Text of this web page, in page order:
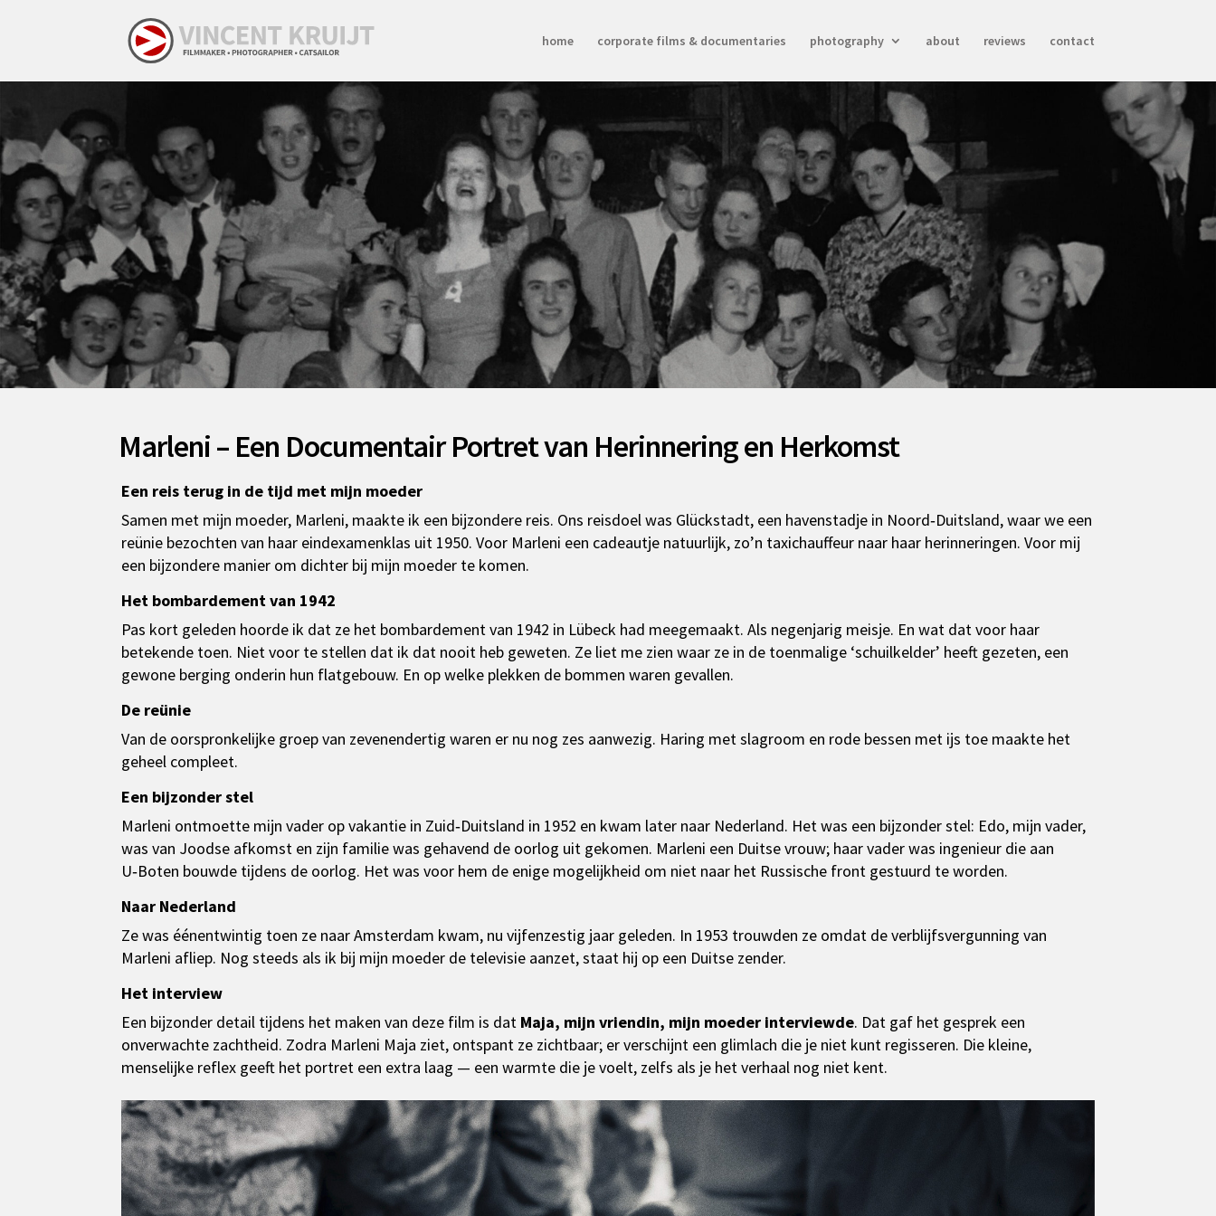
home corporate films & documentaries photography about reviews contact
Marleni – Een Documentair Portret van Herinnering en Herkomst
Een reis terug in de tijd met mijn moeder
Samen met mijn moeder, Marleni, maakte ik een bijzondere reis. Ons reisdoel was Glückstadt, een havenstadje in Noord‑Duitsland, waar we een
reünie bezochten van haar eindexamenklas uit 1950. Voor Marleni een cadeautje natuurlijk, zo’n taxichauffeur naar haar herinneringen. Voor mij
een bijzondere manier om dichter bij mijn moeder te komen.
Het bombardement van 1942
Pas kort geleden hoorde ik dat ze het bombardement van 1942 in Lübeck had meegemaakt. Als negenjarig meisje. En wat dat voor haar
betekende toen. Niet voor te stellen dat ik dat nooit heb geweten. Ze liet me zien waar ze in de toenmalige ‘schuilkelder’ heeft gezeten, een
gewone berging onderin hun flatgebouw. En op welke plekken de bommen waren gevallen.
De reünie
Van de oorspronkelijke groep van zevenendertig waren er nu nog zes aanwezig. Haring met slagroom en rode bessen met ijs toe maakte het
geheel compleet.
Een bijzonder stel
Marleni ontmoette mijn vader op vakantie in Zuid‑Duitsland in 1952 en kwam later naar Nederland. Het was een bijzonder stel: Edo, mijn vader,
was van Joodse afkomst en zijn familie was gehavend de oorlog uit gekomen. Marleni een Duitse vrouw; haar vader was ingenieur die aan
U‑Boten bouwde tijdens de oorlog. Het was voor hem de enige mogelijkheid om niet naar het Russische front gestuurd te worden.
Naar Nederland
Ze was éénentwintig toen ze naar Amsterdam kwam, nu vijfenzestig jaar geleden. In 1953 trouwden ze omdat de verblijfsvergunning van
Marleni afliep. Nog steeds als ik bij mijn moeder de televisie aanzet, staat hij op een Duitse zender.
Het interview
Een bijzonder detail tijdens het maken van deze film is dat Maja, mijn vriendin, mijn moeder interviewde. Dat gaf het gesprek een
onverwachte zachtheid. Zodra Marleni Maja ziet, ontspant ze zichtbaar; er verschijnt een glimlach die je niet kunt regisseren. Die kleine,
menselijke reflex geeft het portret een extra laag — een warmte die je voelt, zelfs als je het verhaal nog niet kent.